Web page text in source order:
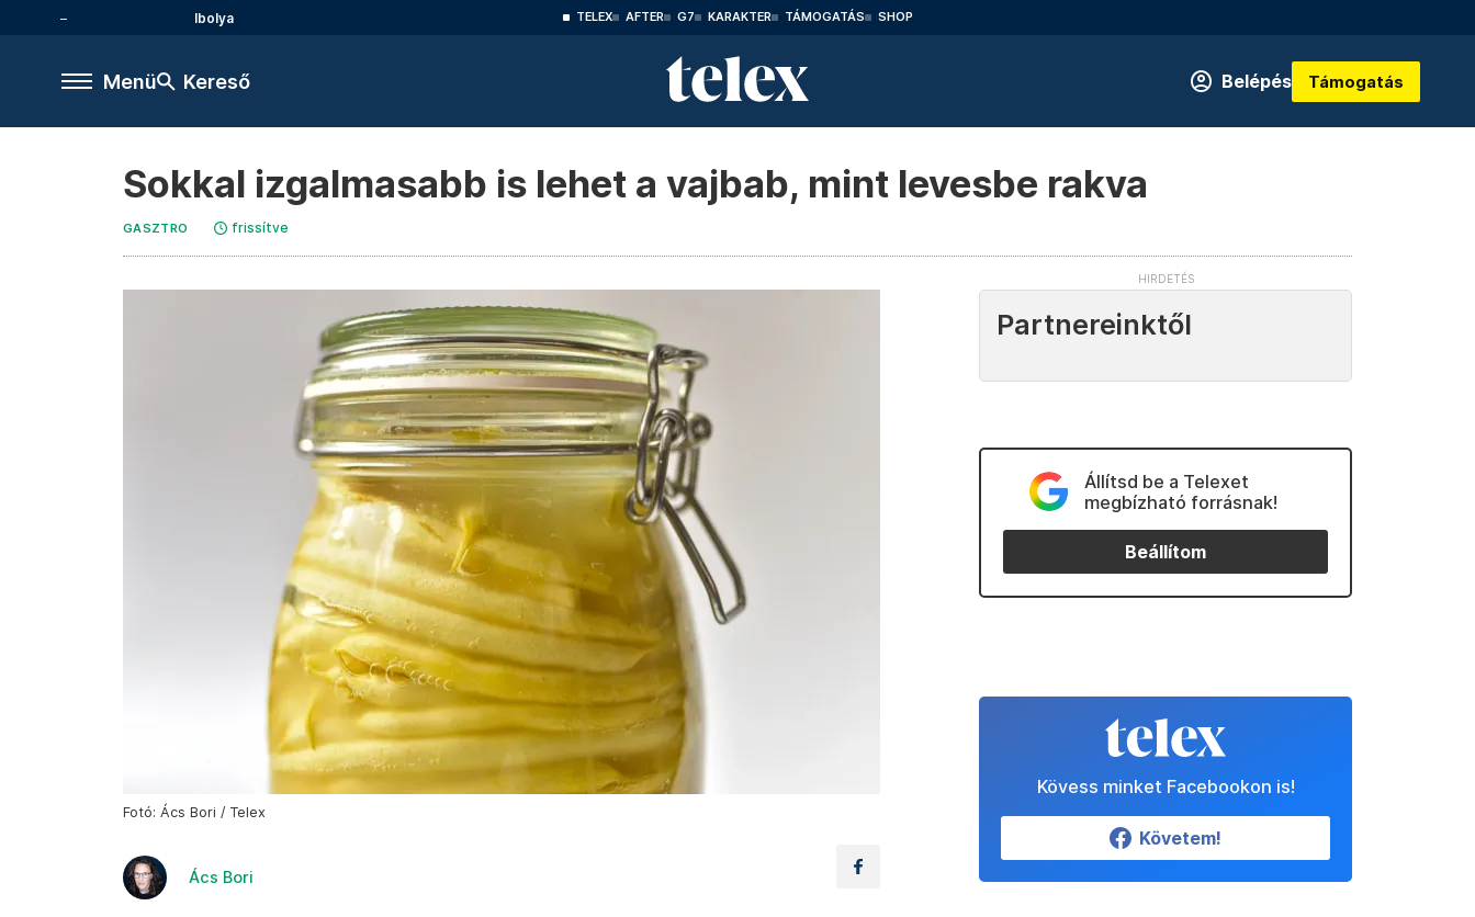
Ibolya TELEX AFTER G7 KARAKTER TÁMOGATÁS SHOP
Menü Kereső Belépés Támogatás
Sokkal izgalmasabb is lehet a vajbab, mint levesbe rakva
GASZTRO frissítve
Fotó: Ács Bori / Telex
Ács Bori
Partnereinktől
Állítsd be a Telexet
megbízható forrásnak!
Beállítom
Kövess minket Facebookon is!
Követem!